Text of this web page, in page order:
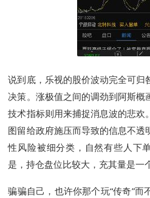
说到底，乐视的股价波动完全可归
决策。涨极值之间的调劲到阿斯概
技术指标则用来捕捉消息波的悲欢
图留给政府施压而导致的信息不透
性风险被细分类，自然有些人下
是，持仓盘位比较大，充其量是一
骗骗自己，也许你那个玩“传奇”